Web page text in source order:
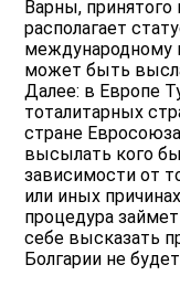
Варны,
располагает
международному
может быть
Далее: в Европе
тоталитарных
стране
высылать кого
зависимости от
или иных
процедура
себе высказать
Болгарии не